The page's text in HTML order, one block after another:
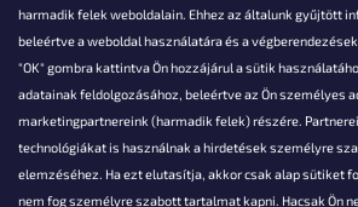
harmadik felek weboldalain. Ehhez az általunk gyűjtött
beleértve a weboldal használatára és a
"OK" gombra kattintva Ön hozzájárul a sütik
adatainak feldolgozásához, beleértve az Ön személyes
marketingpartnereink (harmadik felek) részére.
technológiákat is használnak a hirdetések személyre
elemzéséhez. Ha ezt elutasítja, akkor csak alap sütiket
nem fog személyre szabott tartalmat kapni. Hacsak Ön
info@falanzo.hu